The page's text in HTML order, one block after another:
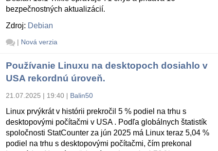
bezpečnostných aktualizácií.
Zdroj: Debian
| Nová verzia
Používanie Linuxu na desktopoch dosiahlo v
USA rekordnú úroveň.
21.07.2025 | 19:40 | Balin50
Linux prvýkrát v histórii prekročil 5 % podiel na trhu s
desktopovými počítačmi v USA . Podľa globálnych štatistík
spoločnosti StatCounter za jún 2025 má Linux teraz 5,04 %
podiel na trhu s desktopovými počítačmi, čím prekonal